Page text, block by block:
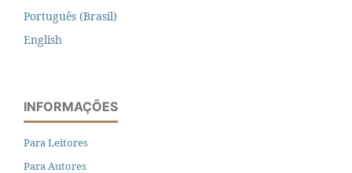
Português (Brasil)
English
INFORMAÇÕES
Para Leitores
Para Autores